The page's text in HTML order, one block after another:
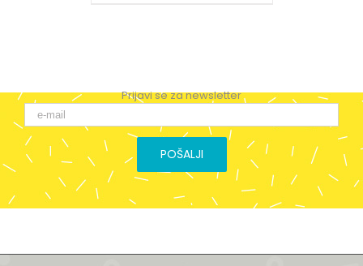
Prijavi se za newsletter